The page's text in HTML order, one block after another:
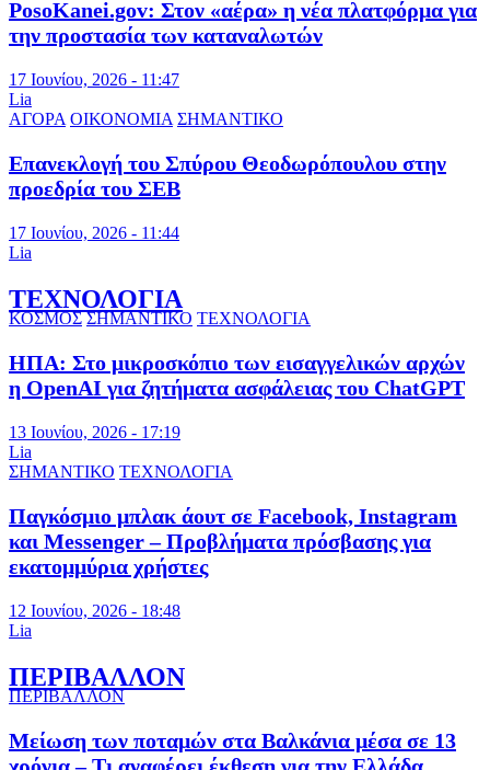
PosoKanei.gov: Στον «αέρα» η νέα πλατφόρμα για
την προστασία των καταναλωτών
17 Ιουνίου, 2026 - 11:47
Lia
ΑΓΟΡΑ ΟΙΚΟΝΟΜΙΑ ΣΗΜΑΝΤΙΚΟ
Επανεκλογή του Σπύρου Θεοδωρόπουλου στην
προεδρία του ΣΕΒ
17 Ιουνίου, 2026 - 11:44
Lia
ΤΕΧΝΟΛΟΓΙΑ
ΚΟΣΜΟΣ ΣΗΜΑΝΤΙΚΟ ΤΕΧΝΟΛΟΓΙΑ
ΗΠΑ: Στο μικροσκόπιο των εισαγγελικών αρχών
η OpenAI για ζητήματα ασφάλειας του ChatGPT
13 Ιουνίου, 2026 - 17:19
Lia
ΣΗΜΑΝΤΙΚΟ ΤΕΧΝΟΛΟΓΙΑ
Παγκόσμιο μπλακ άουτ σε Facebook, Instagram
και Messenger – Προβλήματα πρόσβασης για
εκατομμύρια χρήστες
12 Ιουνίου, 2026 - 18:48
Lia
ΠΕΡΙΒΑΛΛΟΝ
ΠΕΡΙΒΑΛΛΟΝ
Μείωση των ποταμών στα Βαλκάνια μέσα σε 13